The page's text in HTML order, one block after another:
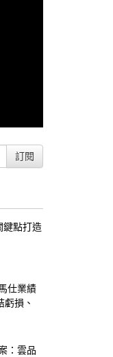
訂閱
鍵點打造
仕業績
損、
Prada
：雲品